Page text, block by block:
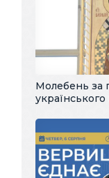
Молебень за
українського